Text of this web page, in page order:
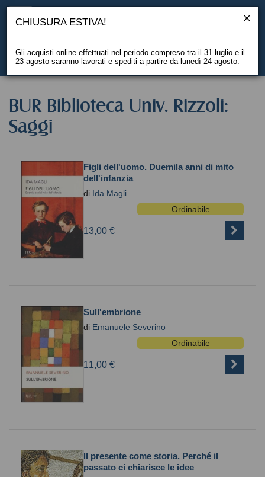
EN
BUR Biblioteca Univ. Rizzoli:
Saggi
Figli dell'uomo. Duemila anni di mito
dell'infanzia
di Ida Magli
Ordinabile
13,00 €
Sull'embrione
di Emanuele Severino
Ordinabile
11,00 €
Il presente come storia. Perché il
passato ci chiarisce le idee
CHIUSURA ESTIVA!
Gli acquisti online effettuati nel periodo compreso tra il 31 luglio e il
23 agosto saranno lavorati e spediti a partire da lunedì 24 agosto.